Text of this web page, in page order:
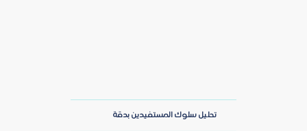
تحليل سلوك المستفيدين بدقة